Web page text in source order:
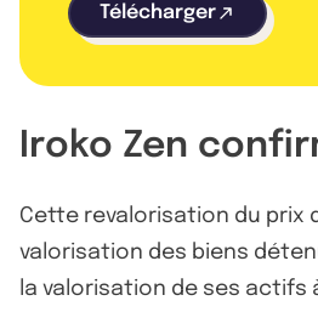
Télécharger
Iroko Zen
Cette revalorisation du prix
valorisation des biens
la valorisation de ses actifs